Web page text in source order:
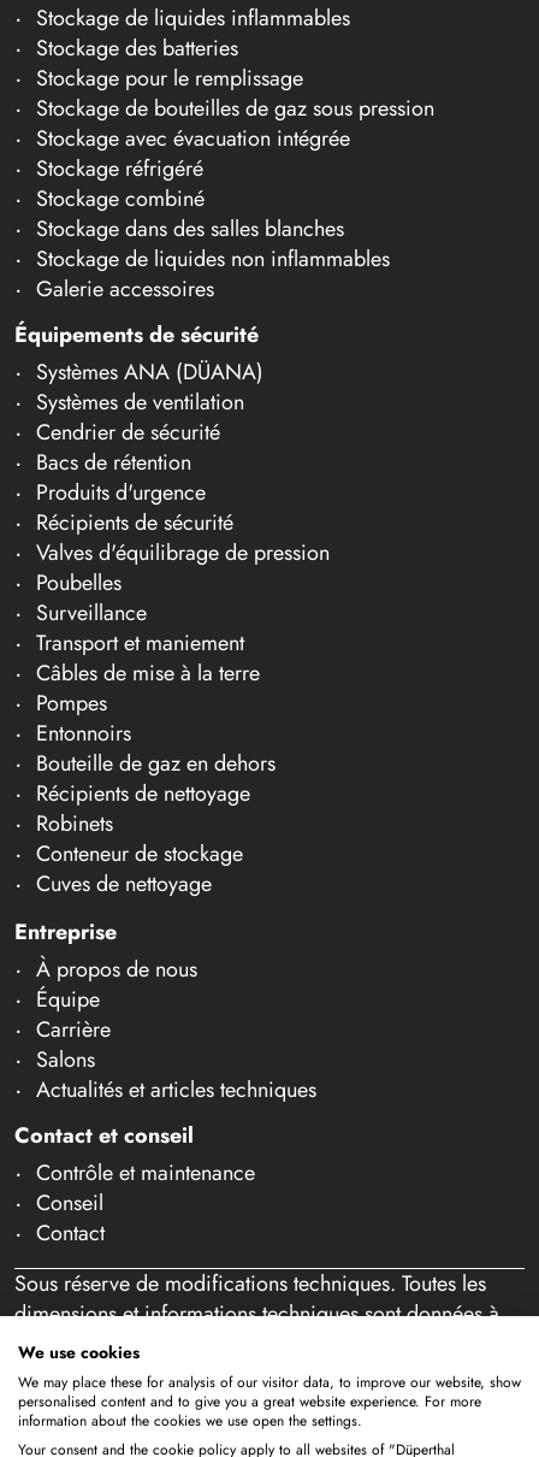
Stockage de liquides inflammables
Stockage des batteries
Stockage pour le remplissage
Stockage de bouteilles de gaz sous pression
Stockage avec évacuation intégrée
Stockage réfrigéré
Stockage combiné
Stockage dans des salles blanches
Stockage de liquides non inflammables
Galerie accessoires
Équipements de sécurité
Systèmes ANA (DÜANA)
Systèmes de ventilation
Cendrier de sécurité
Bacs de rétention
Produits d'urgence
Récipients de sécurité
Valves d'équilibrage de pression
Poubelles
Surveillance
Transport et maniement
Câbles de mise à la terre
Pompes
Entonnoirs
Bouteille de gaz en dehors
Récipients de nettoyage
Robinets
Conteneur de stockage
Cuves de nettoyage
Entreprise
À propos de nous
Équipe
Carrière
Salons
Actualités et articles techniques
Contact et conseil
Contrôle et maintenance
Conseil
Contact
Sous réserve de modifications techniques. Toutes les
dimensions et informations techniques sont données à
titre indicatif. Sous réserve d'erreurs et de fautes de
frappe. Notre offre s'adresse exclusivement aux
professionnels au sens de l'article 14 BGB. Aucune vente
aux particuliers n'a lieu. En utilisant ce site Web et en
We use cookies
We may place these for analysis of our visitor data, to improve our website, show
personalised content and to give you a great website experience. For more
information about the cookies we use open the settings.
Your consent and the cookie policy apply to all websites of "Düperthal